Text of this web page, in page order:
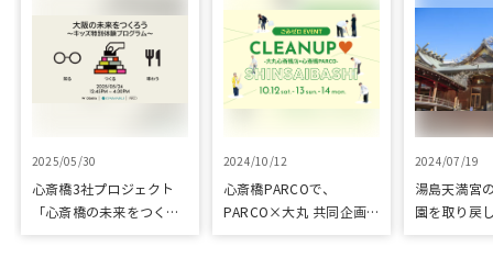
2025/05/30
心斎橋3社プロジェクト
「心斎橋の未来をつくろ
2024/10/12
心斎橋PARCOで、
PARCO×大丸 共同企画
2024/07/19
湯島天満宮
園を取り戻